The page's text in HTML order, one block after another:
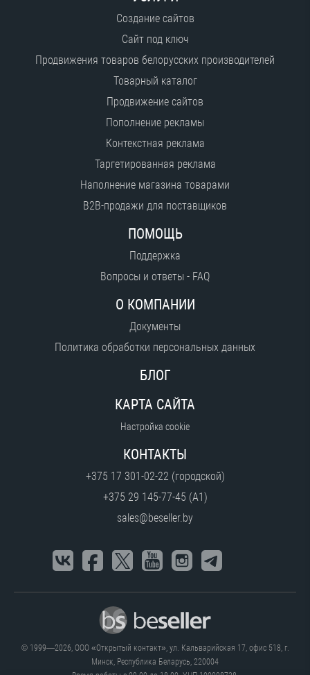
Создание сайтов
Сайт под ключ
Продвижения товаров белорусских производителей
Товарный каталог
Продвижение сайтов
Пополнение рекламы
Контекстная реклама
Таргетированная реклама
Наполнение магазина товарами
B2B-продажи для поставщиков
ПОМОЩЬ
Поддержка
Вопросы и ответы - FAQ
О КОМПАНИИ
Документы
Политика обработки персональных данных
БЛОГ
КАРТА САЙТА
Настройка cookie
КОНТАКТЫ
+375 17 301-02-22 (городской)
+375 29 145-77-45 (A1)
sales@beseller.by
© 1999—2026, ООО «Открытый контакт», ул. Кальварийская 17, офис 518, г.
Минск, Республика Беларусь, 220004